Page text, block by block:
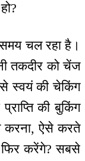
चल रहा है।
तकदीर को चेंज
स्वयं की चेकिंग
की बुकिंग
करना, ऐसे करते
फिर करेंगे? सबसे